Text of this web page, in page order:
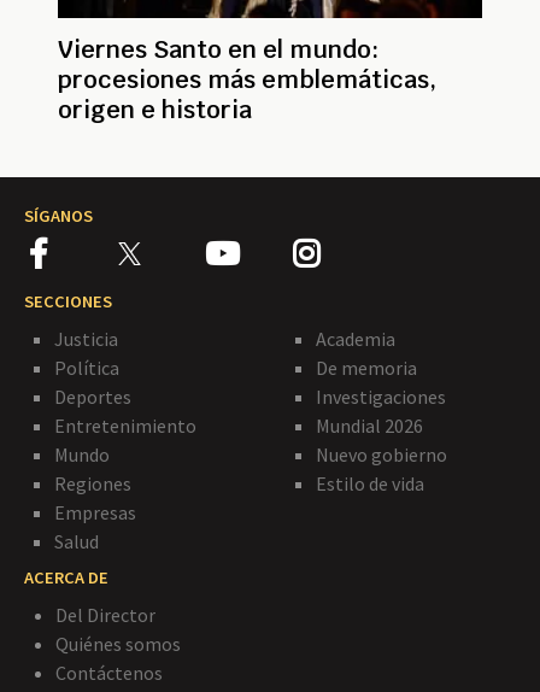
Viernes Santo en el mundo:
procesiones más emblemáticas,
origen e historia
SÍGANOS
SECCIONES
Justicia
Política
Deportes
Entretenimiento
Mundo
Regiones
Empresas
Salud
Academia
De memoria
Investigaciones
Mundial 2026
Nuevo gobierno
Estilo de vida
ACERCA DE
Del Director
Quiénes somos
Contáctenos